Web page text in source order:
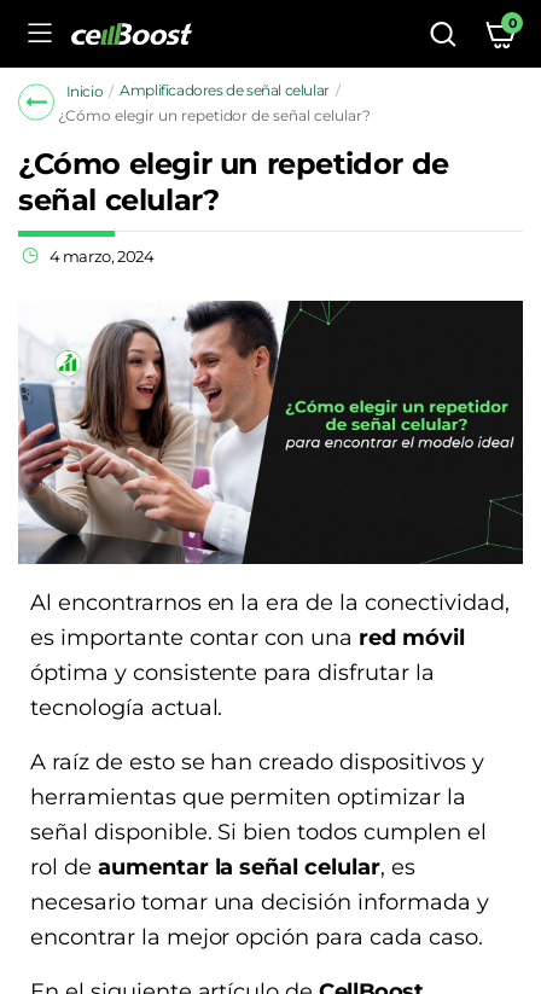
0
Inicio
Amplificadores de señal celular
¿Cómo elegir un repetidor de señal celular?
¿Cómo elegir un repetidor de
señal celular?
4 marzo, 2024
Al encontrarnos en la era de la conectividad,
es importante contar con una red móvil
óptima y consistente para disfrutar la
tecnología actual.
A raíz de esto se han creado dispositivos y
herramientas que permiten optimizar la
señal disponible. Si bien todos cumplen el
rol de aumentar la señal celular, es
necesario tomar una decisión informada y
encontrar la mejor opción para cada caso.